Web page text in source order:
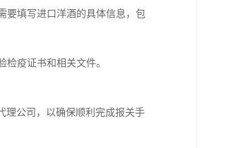
要填写进口洋酒的具体信息，包
疫证书和相关文件。
理公司，以确保顺利完成报关手